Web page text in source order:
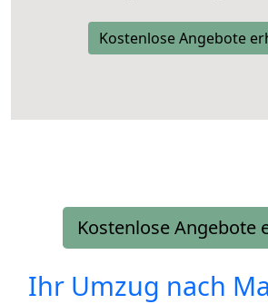
Kostenlose Angebote
Kostenlose Angebote
Ihr Umzug nach